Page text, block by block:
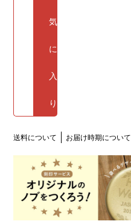
気
に
入
り
送料について お届け時期について